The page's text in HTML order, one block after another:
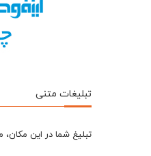
تبلیغات متنی
تبلیغ شما در این مکان، ماهانه 149